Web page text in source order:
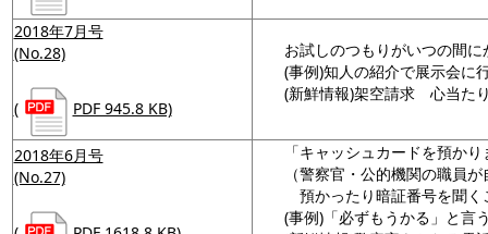
2018年7月号
(No.28)
( PDF 945.8 KB)
お試しのつもりがいつの間に
(事例)知人の紹介で展示会に
(新鮮情報)架空請求 心当た
2018年6月号
(No.27)
「キャッシュカードを預か
（警察官・公的機関の職員
預かったり暗証番号を聞く
(事例)「必ずもうかる」と言